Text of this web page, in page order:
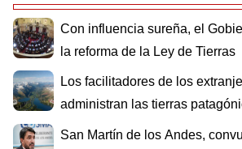
Con influencia sureña, el
la reforma de la Ley de Tierras
Los facilitadores de los
administran las tierras
San Martín de los Andes,